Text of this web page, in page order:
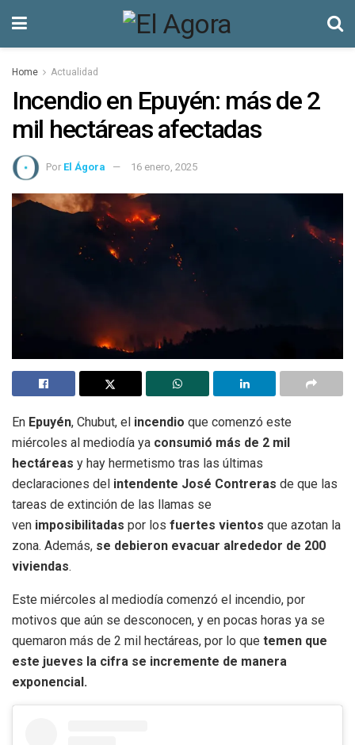
Home Actualidad
Incendio en Epuyén: más de 2
mil hectáreas afectadas
Por El Ágora 16 enero, 2025
En Epuyén, Chubut, el incendio que comenzó este
miércoles al mediodía ya consumió más de 2 mil
hectáreas y hay hermetismo tras las últimas
declaraciones del intendente José Contreras de que las
tareas de extinción de las llamas se
ven imposibilitadas por los fuertes vientos que azotan la
zona. Además, se debieron evacuar alrededor de 200
viviendas.
Este miércoles al mediodía comenzó el incendio, por
motivos que aún se desconocen, y en pocas horas ya se
quemaron más de 2 mil hectáreas, por lo que temen que
este jueves la cifra se incremente de manera
exponencial.